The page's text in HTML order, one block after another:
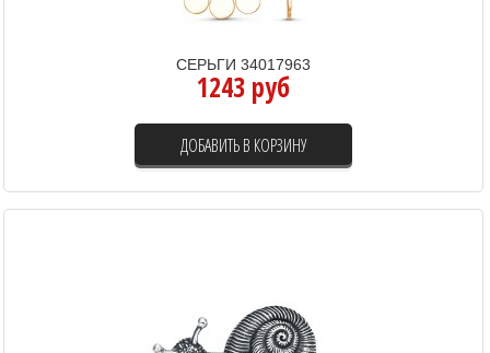
СЕРЬГИ 34017963
1243 руб
ДОБАВИТЬ В КОРЗИНУ